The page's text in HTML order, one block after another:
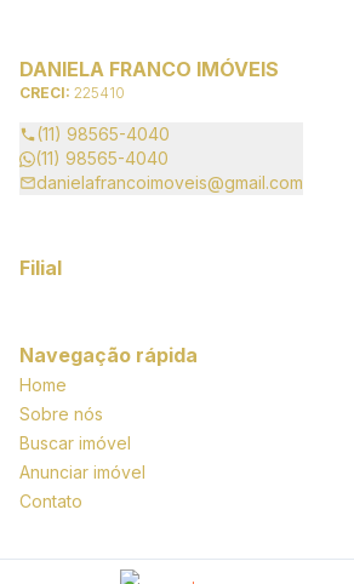
DANIELA FRANCO IMÓVEIS
CRECI: 225410
(11) 98565-4040
(11) 98565-4040
danielafrancoimoveis@gmail.com
Filial
Navegação rápida
Home
Sobre nós
Buscar imóvel
Anunciar imóvel
Contato